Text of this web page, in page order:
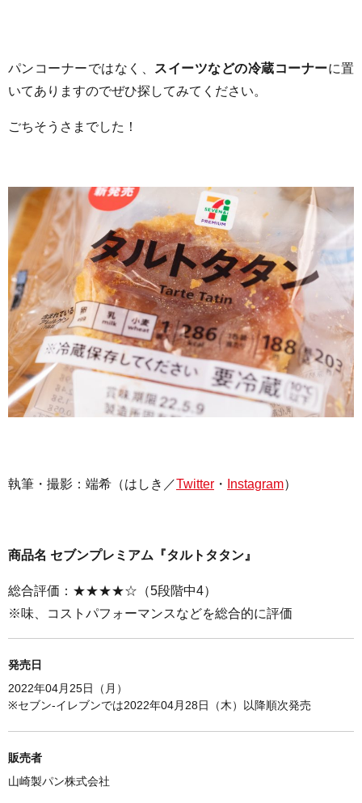
パンコーナーではなく、 スイーツなどの冷蔵コーナーに置
いてありますのでぜひ探してみてください。
ごちそうさまでした！
執筆・撮影： 端希（はしき／Twitter ・ Instagram）
商品名 セブンプレミアム『タルトタタン』
総合評価：★★★★☆（5段階中4）
※味、コストパフォーマンスなどを総合的に評価
発売日
2022年04月25日（月）
※セブン-イレブンでは2022年04月28日（木）以降順次発売
販売者
山崎製パン株式会社